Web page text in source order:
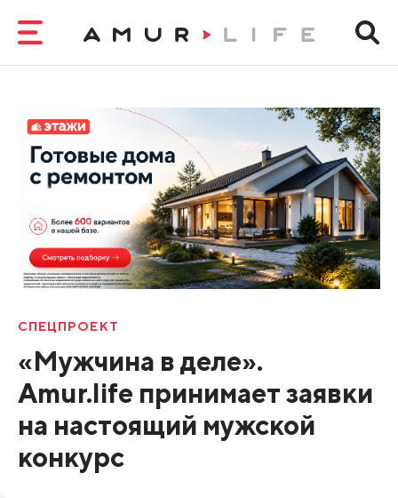
СПЕЦПРОЕКТ
«Мужчина в деле».
Amur.life принимает заявки
на настоящий мужской
конкурс